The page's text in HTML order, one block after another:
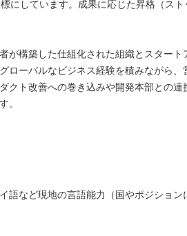
にしています。成果に応じた昇格（ス
が構築した仕組化された組織とスタート
ローバルなビジネス経験を積みながら、
クト改善への巻き込みや開発本部との連
。
語など現地の言語能力（国やポジション